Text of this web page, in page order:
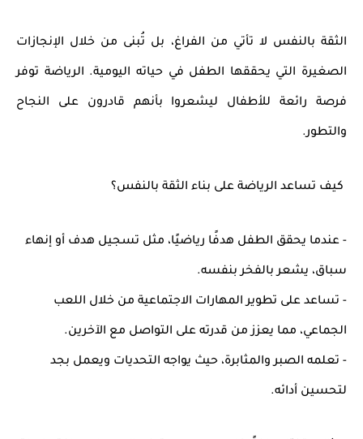
الثقة بالنفس لا تأتي من الفراغ، بل تُبنى من خلال الإنجازات
الصغيرة التي يحققها الطفل في حياته اليومية. الرياضة توفر
فرصة رائعة للأطفال ليشعروا بأنهم قادرون على النجاح
والتطور.
كيف تساعد الرياضة على بناء الثقة بالنفس؟
- عندما يحقق الطفل هدفًا رياضيًا، مثل تسجيل هدف أو إنهاء
سباق، يشعر بالفخر بنفسه.
- تساعد على تطوير المهارات الاجتماعية من خلال اللعب
الجماعي، مما يعزز من قدرته على التواصل مع الآخرين.
- تعلمه الصبر والمثابرة، حيث يواجه التحديات ويعمل بجد
لتحسين أدائه.